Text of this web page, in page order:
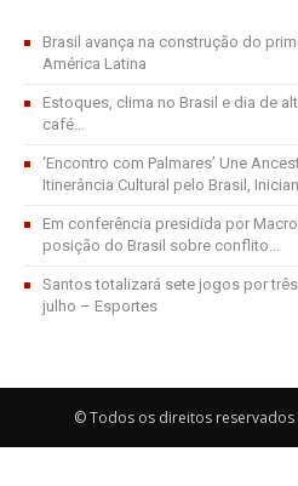
Brasil avança na construção do
América Latina
Estoques, clima no Brasil e dia de
café…
‘Encontro com Palmares’ Une
Itinerância Cultural pelo Brasil,
Em conferência presidida por
posição do Brasil sobre conflito...
Santos totalizará sete jogos por
julho – Esportes
© Todos os direitos